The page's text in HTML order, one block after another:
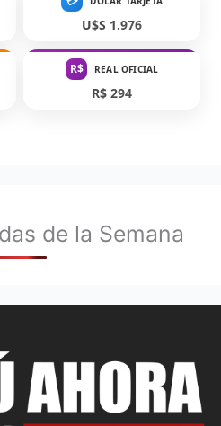
U$S 1.976
R$ REAL OFICIAL
R$ 294
de la Semana